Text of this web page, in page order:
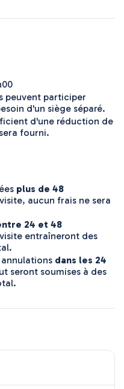
peuvent participer
d'un siège séparé.
d'une réduction de
fourni.
plus de 48
aucun frais ne sera
24 et 48
entraîneront des
dans les 24
seront soumises à des